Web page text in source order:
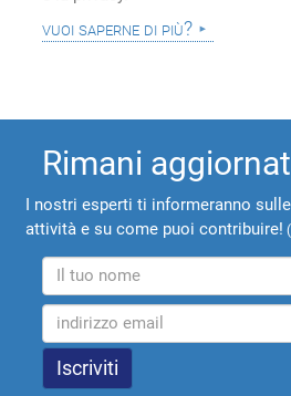
vuoi saperne di più?
Rimani
I nostri esperti ti informeranno
attività e su come puoi contribuire! (